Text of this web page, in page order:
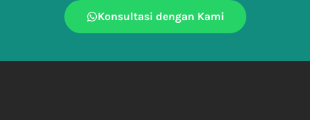
Konsultasi dengan Kami